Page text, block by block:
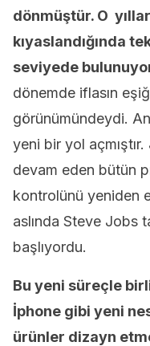
dönmüştür. O
kıyaslandığında
seviyede
dönemde iflasın
görünümündeydi.
yeni bir yol
devam eden bütün
kontrolünü yeniden
aslında Steve Jobs
başlıyordu.
Bu yeni süreçle
İphone gibi yeni
ürünler dizayn